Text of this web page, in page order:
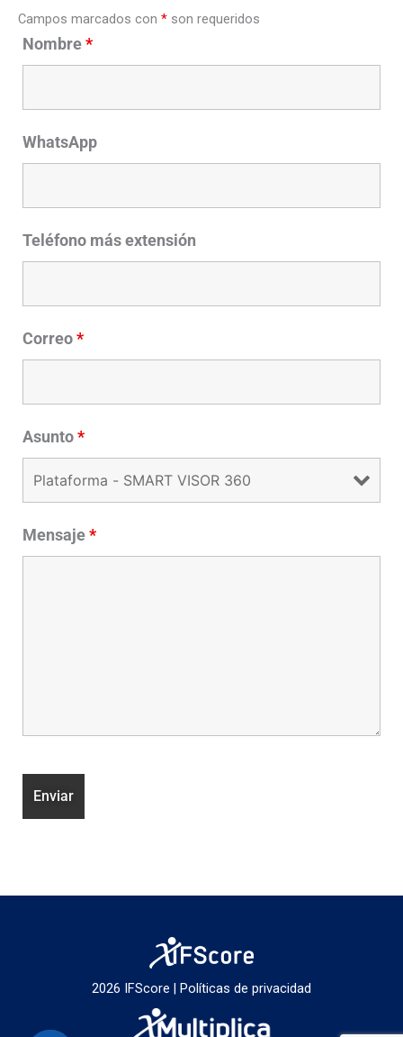
Campos marcados con * son requeridos
Nombre*
WhatsApp
Teléfono más extensión
Correo*
Asunto*
Mensaje*
2026 IFScore | Políticas de privacidad